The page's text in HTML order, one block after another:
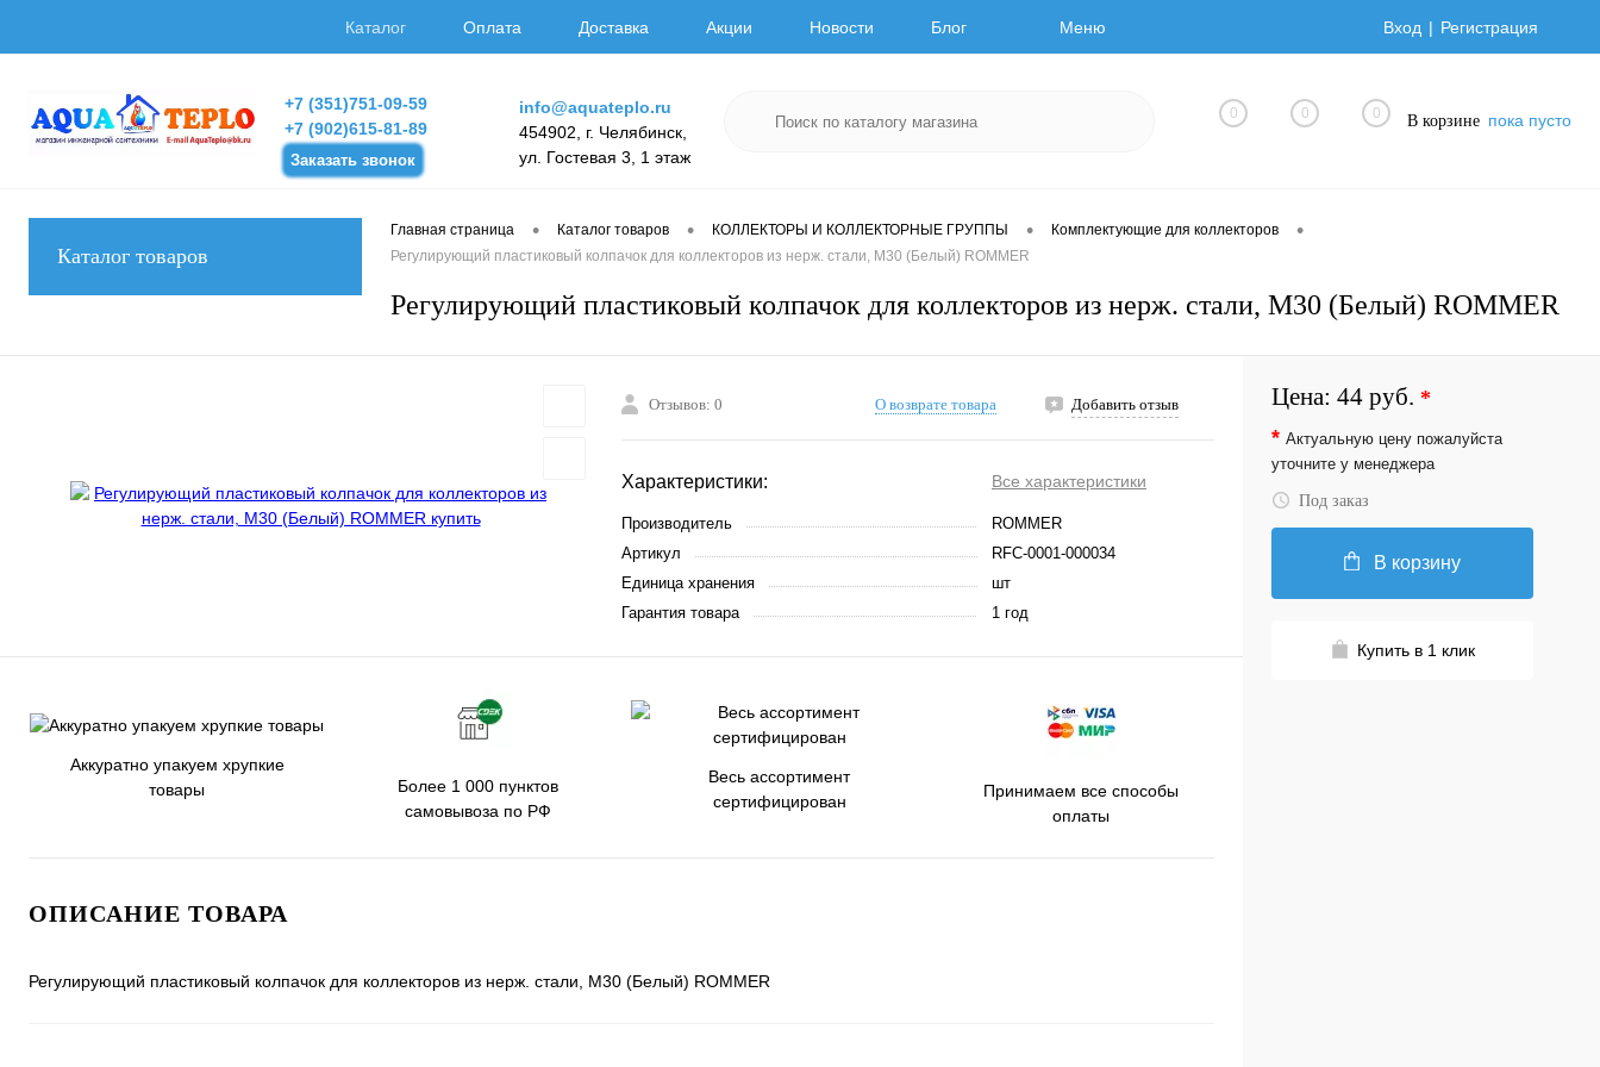
Каталог Оплата Доставка Акции Новости Блог Меню Вход Регистрация
+7 (351)751-09-59
+7 (902)615-81-89
Заказать звонок
info@aquateplo.ru
454902, г. Челябинск,
ул. Гостевая 3, 1 этаж
0 0 0 В корзине пока пусто
Каталог товаров
Главная страница • Каталог товаров • КОЛЛЕКТОРЫ И КОЛЛЕКТОРНЫЕ ГРУППЫ • Комплектующие для коллекторов •
Регулирующий пластиковый колпачок для коллекторов из нерж. стали, M30 (Белый) ROMMER
Регулирующий пластиковый колпачок для коллекторов из нерж. стали, M30 (Белый) ROMMER
Отзывов: 0 О возврате товара Добавить отзыв
Характеристики: Все характеристики
Производитель
ROMMER
Артикул
RFC-0001-000034
Единица хранения
шт
Гарантия товара
1 год
Аккуратно упакуем хрупкие
товары
Более 1 000 пунктов
самовывоза по РФ
Весь ассортимент
сертифицирован
Принимаем все способы
оплаты
ОПИСАНИЕ ТОВАРА
Регулирующий пластиковый колпачок для коллекторов из нерж. стали, M30 (Белый) ROMMER
Цена: 44 руб. *
* Актуальную цену пожалуйста
уточните у менеджера
Под заказ
В корзину
Купить в 1 клик